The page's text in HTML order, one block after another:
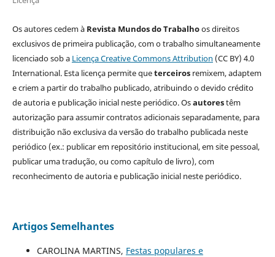
Os autores cedem à Revista Mundos do Trabalhoos direitos
exclusivos de primeira publicação, com o trabalho simultaneamente
licenciado sob a Licença Creative Commons Attribution (CC BY) 4.0
International. Esta licença permite queterceirosremixem, adaptem
e criem a partir do trabalho publicado, atribuindo o devido crédito
de autoria e publicação inicial neste periódico. Osautorestêm
autorização para assumir contratos adicionais separadamente, para
distribuição não exclusiva da versão do trabalho publicada neste
periódico (ex.: publicar em repositório institucional, em site pessoal,
publicar uma tradução, ou como capítulo de livro), com
reconhecimento de autoria e publicação inicial neste periódico.
Artigos Semelhantes
CAROLINA MARTINS, Festas populares e